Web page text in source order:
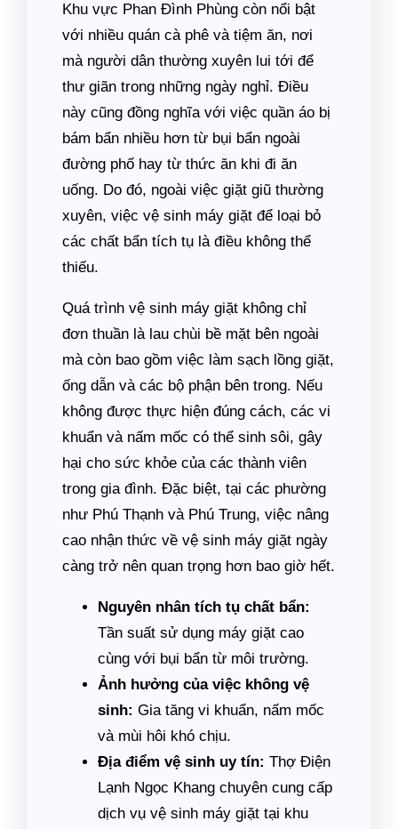
Khu vực Phan Đình Phùng còn nổi bật
với nhiều quán cà phê và tiệm ăn, nơi
mà người dân thường xuyên lui tới để
thư giãn trong những ngày nghỉ. Điều
này cũng đồng nghĩa với việc quần áo bị
bám bẩn nhiều hơn từ bụi bẩn ngoài
đường phố hay từ thức ăn khi đi ăn
uống. Do đó, ngoài việc giặt giũ thường
xuyên, việc vệ sinh máy giặt để loại bỏ
các chất bẩn tích tụ là điều không thể
thiếu.
Quá trình vệ sinh máy giặt không chỉ
đơn thuần là lau chùi bề mặt bên ngoài
mà còn bao gồm việc làm sạch lồng giặt,
ống dẫn và các bộ phận bên trong. Nếu
không được thực hiện đúng cách, các vi
khuẩn và nấm mốc có thể sinh sôi, gây
hại cho sức khỏe của các thành viên
trong gia đình. Đặc biệt, tại các phường
như Phú Thạnh và Phú Trung, việc nâng
cao nhận thức về vệ sinh máy giặt ngày
càng trở nên quan trọng hơn bao giờ hết.
Nguyên nhân tích tụ chất bẩn:
Tần suất sử dụng máy giặt cao
cùng với bụi bẩn từ môi trường.
Ảnh hưởng của việc không vệ
sinh: Gia tăng vi khuẩn, nấm mốc
và mùi hôi khó chịu.
Địa điểm vệ sinh uy tín: Thợ Điện
Lạnh Ngọc Khang chuyên cung cấp
dịch vụ vệ sinh máy giặt tại khu